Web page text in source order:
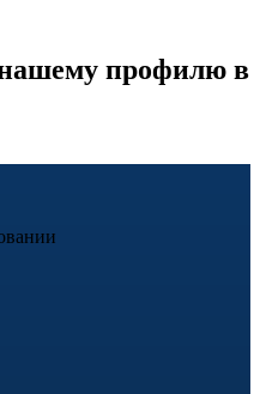
профилю в